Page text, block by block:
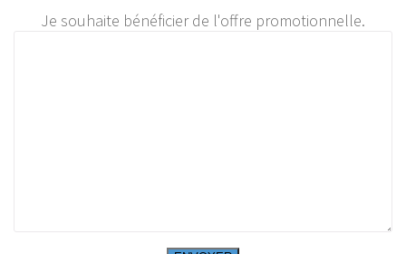
Je souhaite bénéficier de l'offre promotionnelle.